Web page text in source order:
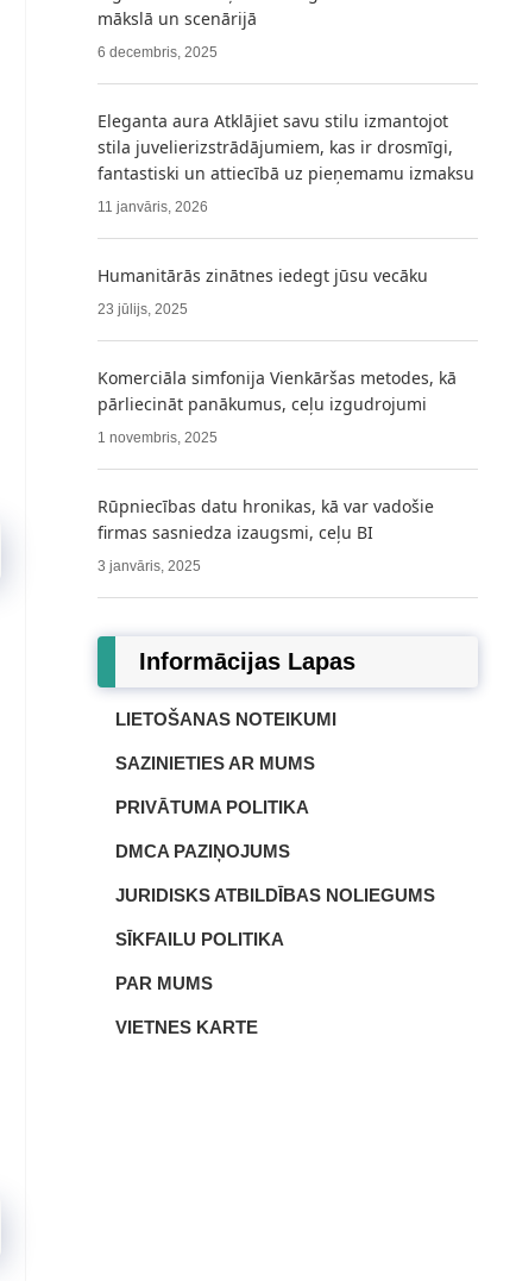
mākslā un scenārijā
6 decembris, 2025
Eleganta aura Atklājiet savu stilu izmantojot
stila juvelierizstrādājumiem, kas ir drosmīgi,
fantastiski un attiecībā uz pieņemamu izmaksu
11 janvāris, 2026
Humanitārās zinātnes iedegt jūsu vecāku
23 jūlijs, 2025
Komerciāla simfonija Vienkāršas metodes, kā
pārliecināt panākumus, ceļu izgudrojumi
1 novembris, 2025
Rūpniecības datu hronikas, kā var vadošie
firmas sasniedza izaugsmi, ceļu BI
3 janvāris, 2025
Informācijas Lapas
LIETOŠANAS NOTEIKUMI
SAZINIETIES AR MUMS
PRIVĀTUMA POLITIKA
DMCA PAZIŅOJUMS
JURIDISKS ATBILDĪBAS NOLIEGUMS
SĪKFAILU POLITIKA
PAR MUMS
VIETNES KARTE